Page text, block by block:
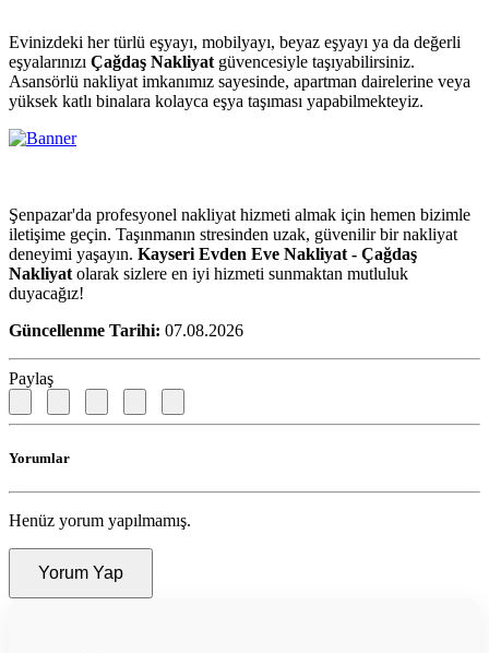
Evinizdeki her türlü eşyayı, mobilyayı, beyaz eşyayı ya da değerli
eşyalarınızı Çağdaş Nakliyat güvencesiyle taşıyabilirsiniz.
Asansörlü nakliyat imkanımız sayesinde, apartman dairelerine veya
yüksek katlı binalara kolayca eşya taşıması yapabilmekteyiz.
Şenpazar'da profesyonel nakliyat hizmeti almak için hemen bizimle
iletişime geçin. Taşınmanın stresinden uzak, güvenilir bir nakliyat
deneyimi yaşayın. Kayseri Evden Eve Nakliyat - Çağdaş
Nakliyat olarak sizlere en iyi hizmeti sunmaktan mutluluk
duyacağız!
Güncellenme Tarihi: 07.08.2026
Paylaş
Yorumlar
Henüz yorum yapılmamış.
Yorum Yap